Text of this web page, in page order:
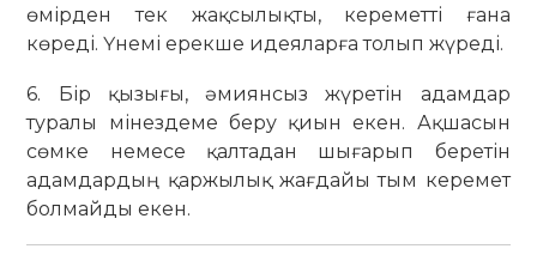
өмірден тек жақсылықты, кереметті ғана
көреді. Үнемі ерекше идеяларға толып жүреді.
6. Бір қызығы, әмиянсыз жүретін адамдар
туралы мінездеме беру қиын екен. Ақшасын
сөмке немесе қалтадан шығарып беретін
адамдардың қаржылық жағдайы тым керемет
болмайды екен.